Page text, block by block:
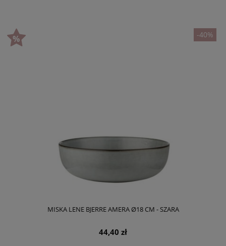
MISKA LENE BJERRE AMERA Ø18 CM - SZARA
44,40 zł
-40%